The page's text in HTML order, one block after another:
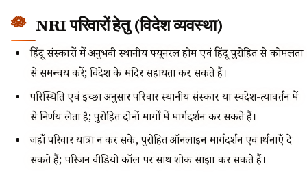
NRI परिवारों हेतु (विदेश व्यवस्था)
हिंदू संस्कारों में अनुभवी स्थानीय फ्यूनरल होम एवं हिंदू पुरोहित से कोमलता
से समन्वय करें; विदेश के मंदिर सहायता कर सकते हैं।
परिस्थिति एवं इच्छा अनुसार परिवार स्थानीय संस्कार या स्वदेश-प्रत्यावर्तन में
से निर्णय लेता है; पुरोहित दोनों मार्गों में मार्गदर्शन कर सकते हैं।
जहाँ परिवार यात्रा न कर सके, पुरोहित ऑनलाइन मार्गदर्शन एवं प्रार्थनाएँ दे
सकते हैं; परिजन वीडियो कॉल पर साथ शोक साझा कर सकते हैं।